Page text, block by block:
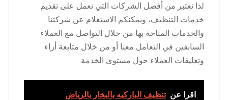
لذا نعتبر من أفضل الشركات التي تعمل على تقديم
خدمات التنظيف، ويمكنكم الاستعلام عن شركتنا
والخدمات المتاحة بها من خلال التواصل مع العملاء
السابقين في التعامل معنا أو من خلال متابعة أراء
وتعليقات العملاء حول مستوى الخدمة.
اقرا عن تنظيف الباركيه بالبخار بالرياض